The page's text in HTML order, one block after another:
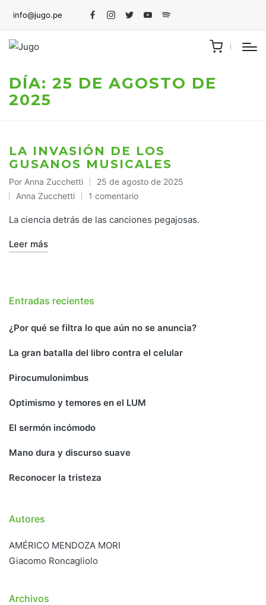
info@jugo.pe
FacebookInstagram
TwitterYoutubeSpotify
DÍA: 25 DE AGOSTO DE
2025
LA INVASIÓN DE LOS
GUSANOS MUSICALES
Publicado
por
Por Anna Zucchetti 25 de agosto de 2025
Publicado
en
Anna Zucchetti 1 comentario
La ciencia detrás de las canciones pegajosas.
Leer más
Entradas recientes
¿Por qué se filtra lo que aún no se anuncia?
La gran batalla del libro contra el celular
Pirocumulonimbus
Optimismo y temores en el LUM
El sermón incómodo
Mano dura y discurso suave
Reconocer la tristeza
Autores
AMÉRICO MENDOZA MORI
Giacomo Roncagliolo
Archivos